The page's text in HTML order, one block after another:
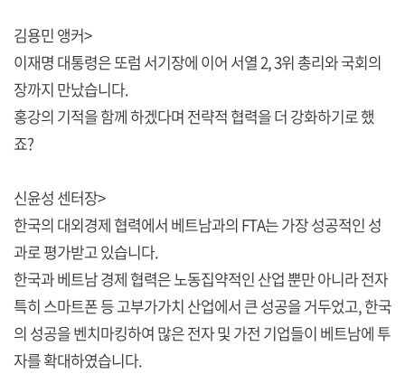
김용민 앵커>
이재명 대통령은 또럼 서기장에 이어 서열 2, 3위 총리와 국회의
장까지 만났습니다.
홍강의 기적을 함께 하겠다며 전략적 협력을 더 강화하기로 했
죠?
신윤성 센터장>
한국의 대외경제 협력에서 베트남과의 FTA는 가장 성공적인 성
과로 평가받고 있습니다.
한국과 베트남 경제 협력은 노동집약적인 산업 뿐만 아니라 전자
특히 스마트폰 등 고부가가치 산업에서 큰 성공을 거두었고, 한국
의 성공을 벤치마킹하여 많은 전자 및 가전 기업들이 베트남에 투
자를 확대하였습니다.